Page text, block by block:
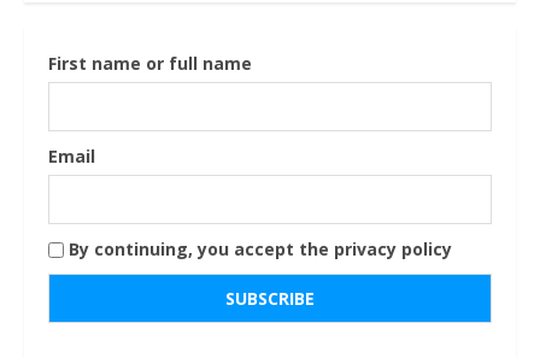
First name or full name
Email
By continuing, you accept the privacy policy